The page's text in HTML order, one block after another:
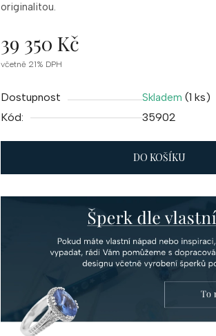
originalitou.
39 350 Kč
Měrná
včetně 21% DPH
Dostupnost Skladem (1 ks)
Kód:
35902
DO KOŠÍKU